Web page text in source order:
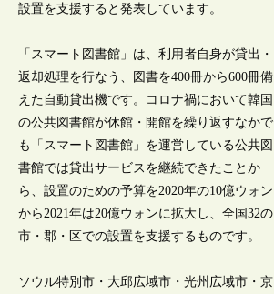
設置を支援すると発表しています。
「スマート図書館」は、利用者自身が貸出・
返却処理を行なう、図書を400冊から600冊備
えた自動貸出機です。コロナ禍において韓国
の公共図書館が休館・開館を繰り返すなかで
も「スマート図書館」を運営している公共図
書館では貸出サービスを継続できたことか
ら、設置のための予算を2020年の10億ウォン
から2021年は20億ウォンに拡大し、全国32の
市・郡・区での設置を支援するものです。
ソウル特別市・大邱広域市・光州広域市・京